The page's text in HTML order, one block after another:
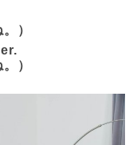
）
）